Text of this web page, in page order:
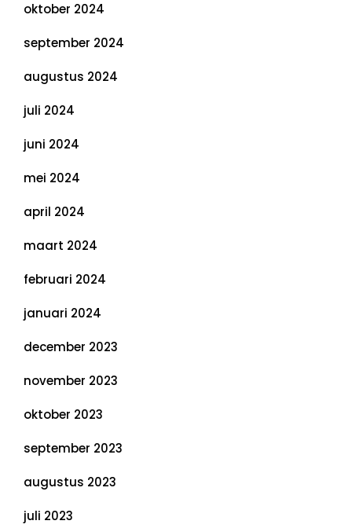
oktober 2024
september 2024
augustus 2024
juli 2024
juni 2024
mei 2024
april 2024
maart 2024
februari 2024
januari 2024
december 2023
november 2023
oktober 2023
september 2023
augustus 2023
juli 2023